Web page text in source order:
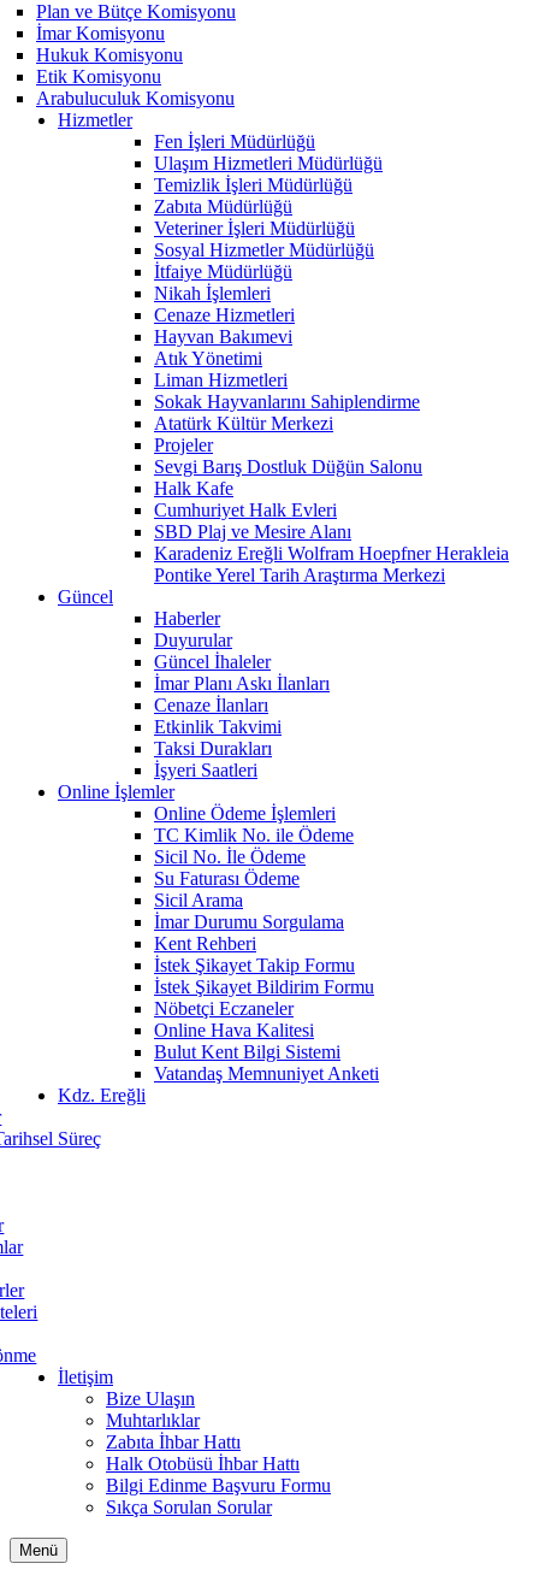
Plan ve Bütçe Komisyonu
İmar Komisyonu
Hukuk Komisyonu
Etik Komisyonu
Arabuluculuk Komisyonu
Hizmetler
Fen İşleri Müdürlüğü
Ulaşım Hizmetleri Müdürlüğü
Temizlik İşleri Müdürlüğü
Zabıta Müdürlüğü
Veteriner İşleri Müdürlüğü
Sosyal Hizmetler Müdürlüğü
İtfaiye Müdürlüğü
Nikah İşlemleri
Cenaze Hizmetleri
Hayvan Bakımevi
Atık Yönetimi
Liman Hizmetleri
Sokak Hayvanlarını Sahiplendirme
Atatürk Kültür Merkezi
Projeler
Sevgi Barış Dostluk Düğün Salonu
Halk Kafe
Cumhuriyet Halk Evleri
SBD Plaj ve Mesire Alanı
Karadeniz Ereğli Wolfram Hoepfner Herakleia
Pontike Yerel Tarih Araştırma Merkezi
Güncel
Haberler
Duyurular
Güncel İhaleler
İmar Planı Askı İlanları
Cenaze İlanları
Etkinlik Takvimi
Taksi Durakları
İşyeri Saatleri
Online İşlemler
Online Ödeme İşlemleri
TC Kimlik No. ile Ödeme
Sicil No. İle Ödeme
Su Faturası Ödeme
Sicil Arama
İmar Durumu Sorgulama
Kent Rehberi
İstek Şikayet Takip Formu
İstek Şikayet Bildirim Formu
Nöbetçi Eczaneler
Online Hava Kalitesi
Bulut Kent Bilgi Sistemi
Vatandaş Memnuniyet Anketi
Kdz. Ereğli
Süreç
İletişim
Bize Ulaşın
Muhtarlıklar
Zabıta İhbar Hattı
Halk Otobüsü İhbar Hattı
Bilgi Edinme Başvuru Formu
Sıkça Sorulan Sorular
Menü